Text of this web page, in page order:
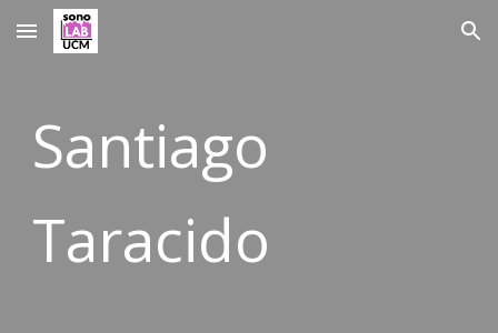
Skip to main content Skip to navigation
Santiago
Taracido